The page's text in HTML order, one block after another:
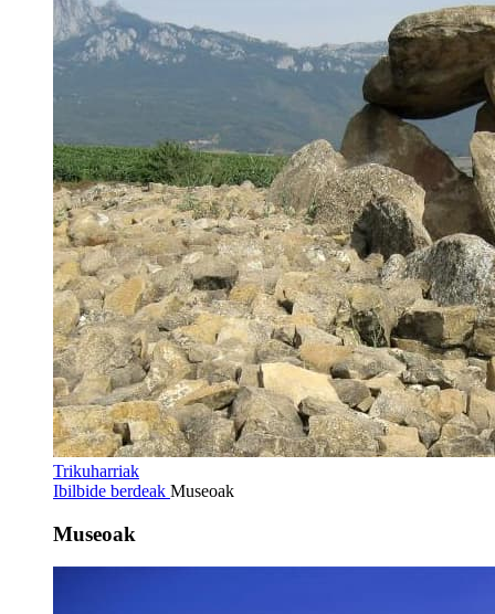
Trikuharriak
Ibilbide berdeak Museoak
Museoak